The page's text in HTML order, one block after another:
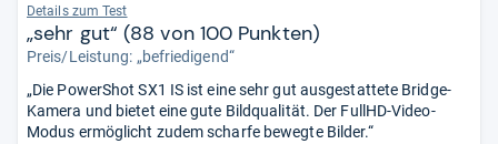
Details zum Test
„sehr gut“ (88 von 100 Punkten)
Preis/Leistung: „befriedigend“
„Die PowerShot SX1 IS ist eine sehr gut ausgestattete Bridge-
Kamera und bietet eine gute Bildqualität. Der FullHD-Video-
Modus ermöglicht zudem scharfe bewegte Bilder.“